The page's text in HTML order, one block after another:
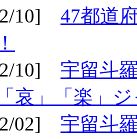
10] 47都道
10] 宇留斗
哀」「楽」
02] 宇留斗